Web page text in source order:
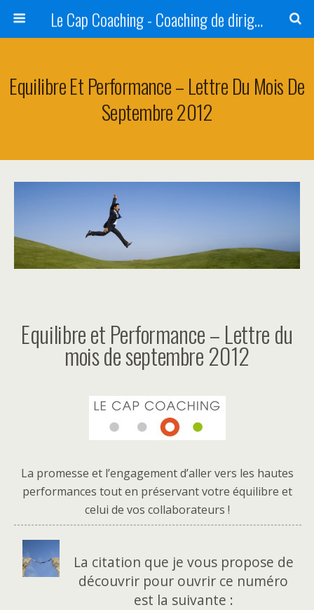
Le Cap Coaching - Coaching de dirigeants et d'équipes dirigeantes en Alsace
Equilibre Et Performance – Lettre Du Mois De
Septembre 2012
Equilibre et Performance – Lettre du
mois de septembre 2012
La promesse et l’engagement d’aller vers les hautes
performances tout en préservant votre équilibre et
celui de vos collaborateurs !
La citation que je vous propose de
découvrir pour ouvrir ce numéro
est la suivante :